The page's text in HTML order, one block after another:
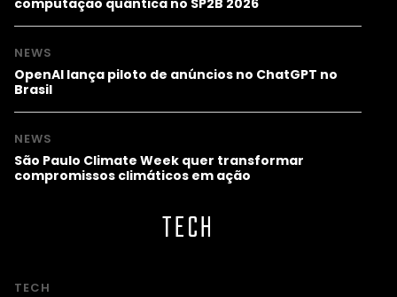
NEWS
OpenAI lança piloto de anúncios no ChatGPT no
Brasil
NEWS
São Paulo Climate Week quer transformar
compromissos climáticos em ação
TECH
TECH